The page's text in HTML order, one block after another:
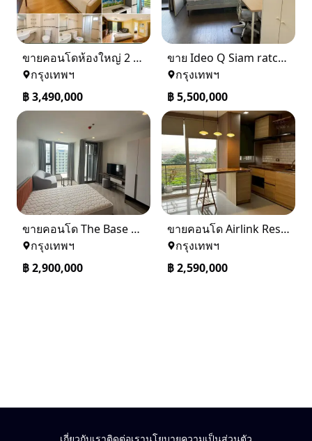
ขายคอนโดห้องใหญ่ 2 ห้องนอน ทำเลพระราม 8 Lumpini Place Rama VIII
กรุงเทพฯ
฿3,490,000
ขาย Ideo Q Siam ratchatewi จาก BTS ราชเทวี 300 เมตร เจ้าของขายเอง
กรุงเทพฯ
฿5,500,000
ขายคอนโด The Base saphanmai ย่านสะพานใหม่
กรุงเทพฯ
฿2,900,000
ขายคอนโด Airlink Residence Building 7 Airport Link ลาดกระบัง
กรุงเทพฯ
฿2,590,000